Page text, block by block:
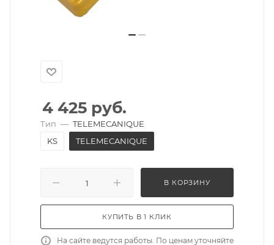
4 425 руб.
Тип — TELEMECANIQUE
KS
TELEMECANIQUE
В КОРЗИНУ
КУПИТЬ В 1 КЛИК
На сайте ведутся работы. По ценам уточняйте